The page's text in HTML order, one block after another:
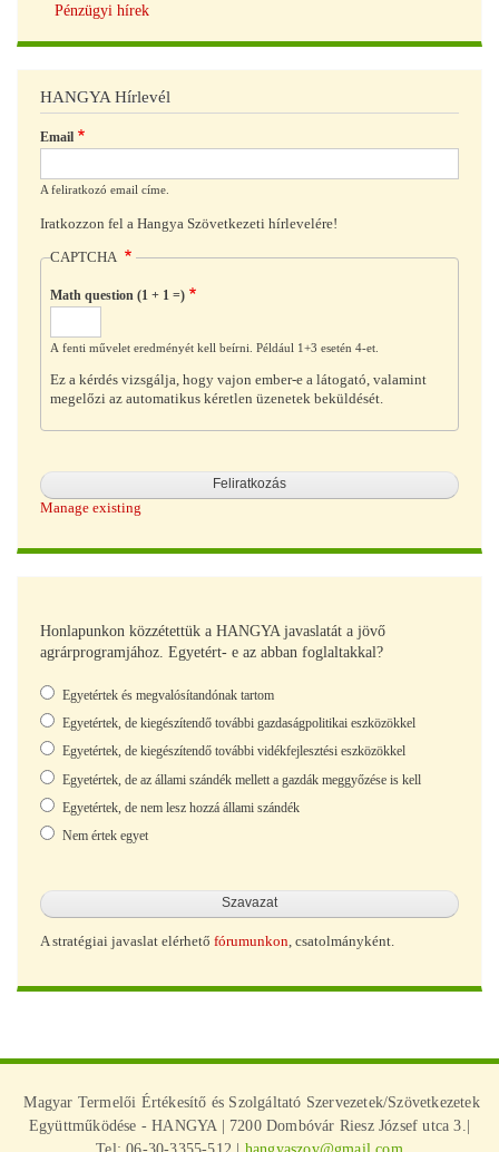
Pénzügyi hírek
HANGYA Hírlevél
Email
A feliratkozó email címe.
Iratkozzon fel a Hangya Szövetkezeti hírlevelére!
CAPTCHA
Math question (1 + 1 =)
A fenti művelet eredményét kell beírni. Például 1+3 esetén 4-et.
Ez a kérdés vizsgálja, hogy vajon ember-e a látogató, valamint
megelőzi az automatikus kéretlen üzenetek beküldését.
Manage existing
Honlapunkon közzétettük a HANGYA javaslatát a jövő
agrárprogramjához. Egyetért- e az abban foglaltakkal?
Választások
Egyetértek és megvalósítandónak tartom
Egyetértek, de kiegészítendő további gazdaságpolitikai eszközökkel
Egyetértek, de kiegészítendő további vidékfejlesztési eszközökkel
Egyetértek, de az állami szándék mellett a gazdák meggyőzése is kell
Egyetértek, de nem lesz hozzá állami szándék
Nem értek egyet
A stratégiai javaslat elérhető fórumunkon, csatolmányként.
Magyar Termelői Értékesítő és Szolgáltató Szervezetek/Szövetkezetek
Együttműködése - HANGYA | 7200 Dombóvár Riesz József utca 3.|